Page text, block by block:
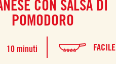
CON SALSA DI
POMODORO
10 minuti FACILE